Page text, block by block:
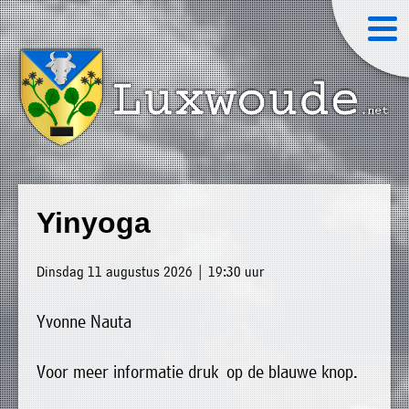
Yinyoga
Dinsdag 11 augustus 2026 | 19:30 uur
Yvonne Nauta
Voor meer informatie druk op de blauwe knop.
»
Home
»
Welkom
»
Nieuws
»
Agenda
»
Luxwoude.net
website@luxwoude.net
Plaatselijk
belang
Op
dit
moment
bestaat
het
bestuur